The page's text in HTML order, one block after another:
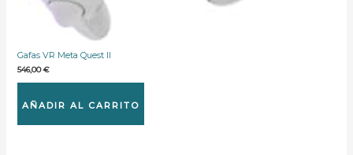
Gafas VR Meta Quest II
546,00€
AÑADIR AL CARRITO